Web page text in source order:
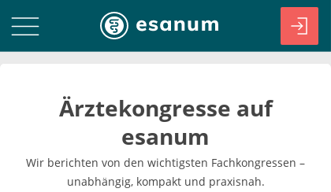
Ärztekongresse auf
esanum
Wir berichten von den wichtigsten Fachkongressen –
unabhängig, kompakt und praxisnah.